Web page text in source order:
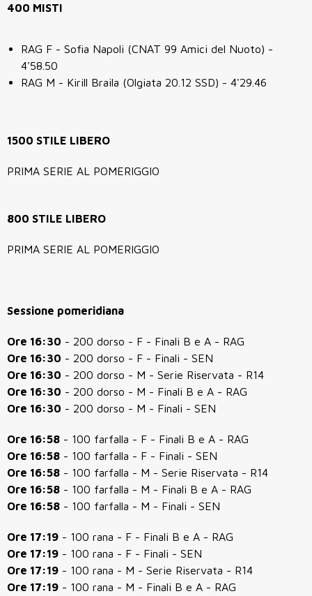
400 MISTI
RAG F - Sofia Napoli (CNAT 99 Amici del Nuoto) -
4'58.50
RAG M - Kirill Braila (Olgiata 20.12 SSD) - 4'29.46
1500 STILE LIBERO
PRIMA SERIE AL POMERIGGIO
800 STILE LIBERO
PRIMA SERIE AL POMERIGGIO
Sessione pomeridiana
Ore 16:30 - 200 dorso - F - Finali B e A - RAG
Ore 16:30 - 200 dorso - F - Finali - SEN
Ore 16:30 - 200 dorso - M - Serie Riservata - R14
Ore 16:30 - 200 dorso - M - Finali B e A - RAG
Ore 16:30 - 200 dorso - M - Finali - SEN
Ore 16:58 - 100 farfalla - F - Finali B e A - RAG
Ore 16:58 - 100 farfalla - F - Finali - SEN
Ore 16:58 - 100 farfalla - M - Serie Riservata - R14
Ore 16:58 - 100 farfalla - M - Finali B e A - RAG
Ore 16:58 - 100 farfalla - M - Finali - SEN
Ore 17:19 - 100 rana - F - Finali B e A - RAG
Ore 17:19 - 100 rana - F - Finali - SEN
Ore 17:19 - 100 rana - M - Serie Riservata - R14
Ore 17:19 - 100 rana - M - Finali B e A - RAG